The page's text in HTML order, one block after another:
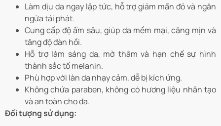
Làm dịu da ngay lập tức, hỗ trợ giảm mẩn đỏ và ngăn
ngừa tái phát.
Cung cấp độ ẩm sâu, giúp da mềm mại, căng mịn và
tăng độ đàn hồi.
Hỗ trợ làm sáng da, mờ thâm và hạn chế sự hình
thành sắc tố melanin.
Phù hợp với làn da nhạy cảm, dễ bị kích ứng.
Không chứa paraben, không có hương liệu nhân tạo
và an toàn cho da.
Đối tượng sử dụng: